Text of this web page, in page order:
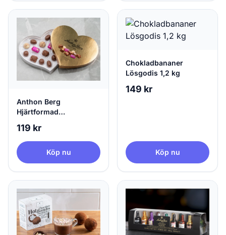
Anthon Berg
Hjärtformad
119 kr
Köp nu
Chokladbananer
Lösgodis 1,2 kg
149 kr
Köp nu